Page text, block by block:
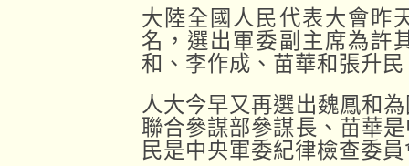
大陸全國人民代表大會昨
名，選出軍委副主席為許
和、李作成、苗華和張升
人大今早又再選出魏鳳和
聯合參謀部參謀長、苗華
民是中央軍委紀律檢查委